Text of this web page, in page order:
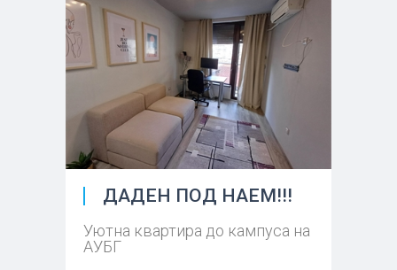
ДАДЕН ПОД НАЕМ!!!
Уютна квартира до кампуса на
АУБГ